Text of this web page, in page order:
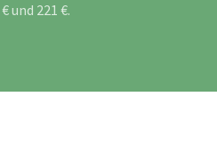
und 221 €.